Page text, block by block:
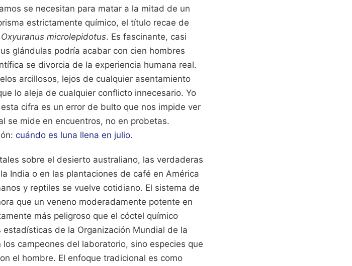
se necesitan para matar a la mitad de un
estrictamente químico, el título recae de
Oxyuranus microlepidotus. Es fascinante, casi
glándulas podría acabar con cien hombres
se divorcia de la experiencia humana real.
arcillosos, lejos de cualquier asentamiento
lo aleja de cualquier conflicto innecesario. Yo
cifra es un error de bulto que nos impide ver
se mide en encuentros, no en probetas.
cuándo es luna llena en julio.
sobre el desierto australiano, las verdaderas
India o en las plantaciones de café en América
y reptiles se vuelve cotidiano. El sistema de
que un veneno moderadamente potente en
más peligroso que el cóctel químico
de la Organización Mundial de la
campeones del laboratorio, sino especies que
el hombre. El enfoque tradicional es como